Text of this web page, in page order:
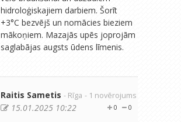
hidroloģiskajiem darbiem. Šorīt
+3°C bezvējš un nomācies bieziem
mākoņiem. Mazajās upēs joprojām
saglabājas augsts ūdens līmenis.
Raitis Sametis - Rīga - 1 novērojums
0
0
15.01.2025 10:22